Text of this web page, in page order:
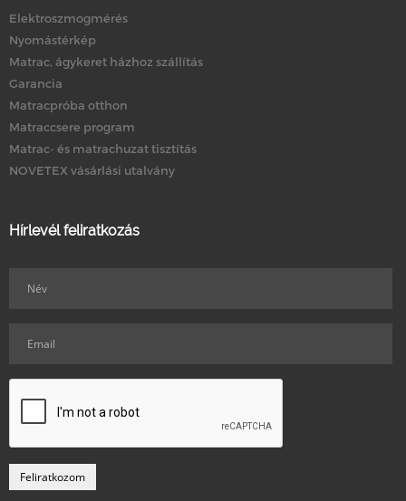
Elektroszmogmérés
Nyomástérkép
Matrac, ágykeret házhoz szállítás
Garancia
Matracpróba otthon
Matraccsere program
Matrac- és matrachuzat tisztítás
NOVETEX vásárlási utalvány
Hírlevél feliratkozás